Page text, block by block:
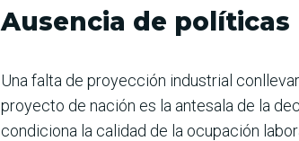
Ausencia de políticas
Una falta de proyección industrial
proyecto de nación es la antesala de la
condiciona la calidad de la ocupación